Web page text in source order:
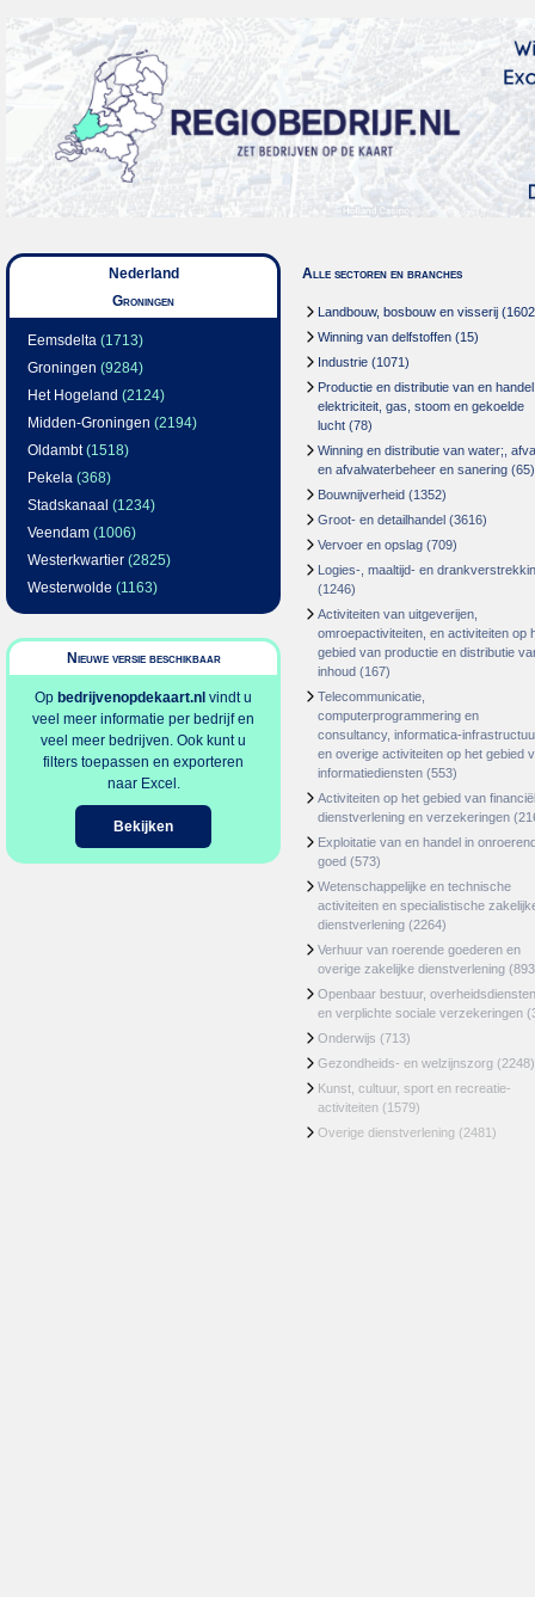
Nederland
Groningen
Eemsdelta (1713)
Groningen (9284)
Het Hogeland (2124)
Midden-Groningen (2194)
Oldambt(1518)
Pekela (368)
Stadskanaal (1234)
Veendam (1006)
Westerkwartier (2825)
Westerwolde (1163)
Nieuwe versie beschikbaar
Op bedrijvenopdekaart.nl vindt u
veel meer informatie per bedrijf en
veel meer bedrijven. Ook kunt u
filters toepassen en exporteren
naar Excel.
Bekijken
Alle sectoren en branches
Landbouw, bosbouw en visserij
Winning van delfstoffen (15)
Industrie (1071)
Productie en distributie van en
elektriciteit, gas, stoom en gekoelde
lucht (78)
Winning en distributie van water;,
en afvalwaterbeheer en sanering (65)
Bouwnijverheid (1352)
Groot- en detailhandel (3616)
Vervoer en opslag (709)
Logies-, maaltijd- en
(1246)
Activiteiten van uitgeverijen,
omroepactiviteiten, en activiteiten op
gebied van productie en distributie
inhoud (167)
Telecommunicatie,
computerprogrammering en
consultancy, informatica-
en overige activiteiten op het gebied
informatiediensten (553)
Activiteiten op het gebied van
dienstverlening en verzekeringen
Exploitatie van en handel in
goed (573)
Wetenschappelijke en technische
activiteiten en specialistische
dienstverlening (2264)
Verhuur van roerende goederen en
overige zakelijke dienstverlening
Openbaar bestuur, overheidsdiensten
en verplichte sociale verzekeringen
Onderwijs (713)
Gezondheids- en welzijnszorg (2248)
Kunst, cultuur, sport en recreatie-
activiteiten (1579)
Overige dienstverlening (2481)